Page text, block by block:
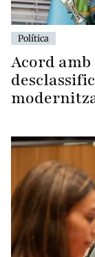
Política
Acord